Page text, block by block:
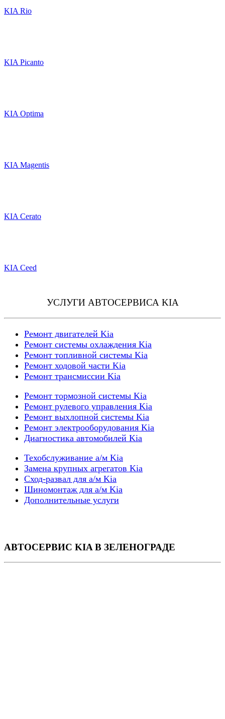
KIA Rio
KIA Picanto
KIA Optima
KIA Magentis
KIA Cerato
KIA Ceed
УСЛУГИ АВТОСЕРВИСА KIA
Ремонт двигателей Kia
Ремонт системы охлаждения Kia
Ремонт топливной системы Kia
Ремонт ходовой части Kia
Ремонт трансмиссии Kia
Ремонт тормозной системы Kia
Ремонт рулевого управления Kia
Ремонт выхлопной системы Kia
Ремонт электрооборудования Kia
Диагностика автомобилей Kia
Техобслуживание а/м Kia
Замена крупных агрегатов Kia
Сход-развал для а/м Kia
Шиномонтаж для а/м Kia
Дополнительные услуги
АВТОСЕРВИС KIA В ЗЕЛЕНОГРАДЕ